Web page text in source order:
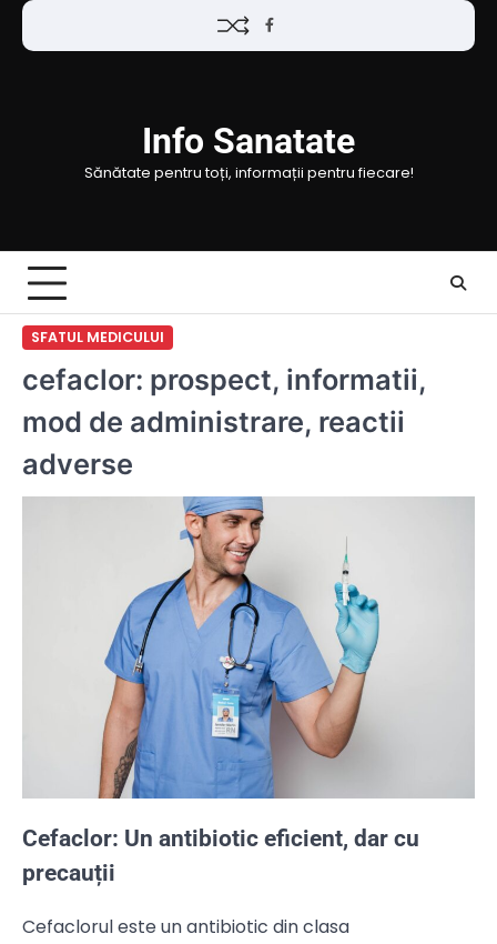
Skip
Facebook
Info Sanatate
Sănătate pentru toți, informații pentru fiecare!
SFATUL MEDICULUI
cefaclor: prospect, informatii,
mod de administrare, reactii
adverse
Cefaclor: Un antibiotic eficient, dar cu
precauții
Cefaclorul este un antibiotic din clasa